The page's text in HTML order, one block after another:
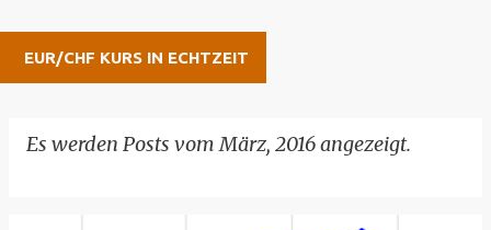
EUR/CHF KURS IN ECHTZEIT
Es werden Posts vom März, 2016 angezeigt.